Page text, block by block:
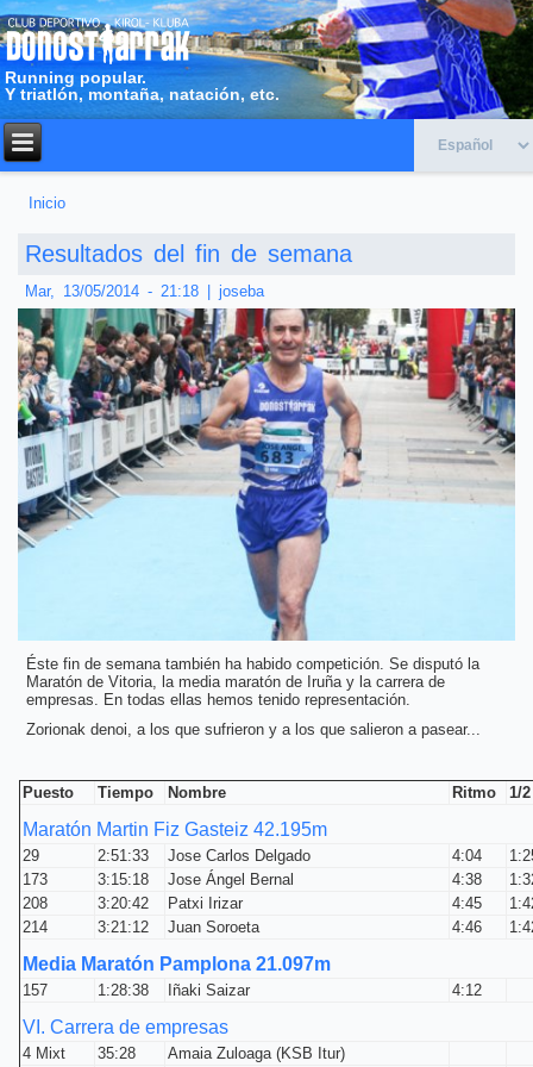
Running popular.
Y triatlón, montaña, natación, etc.
Inicio
Resultados del fin de semana
Mar, 13/05/2014 - 21:18| joseba
Éste fin de semana también ha habido competición. Se disputó la
Maratón de Vitoria, la media maratón de Iruña y la carrera de
empresas. En todas ellas hemos tenido representación.
Zorionak denoi, a los que sufrieron y a los que salieron a pasear...
Puesto Tiempo Nombre Ritmo 1/
Maratón Martin Fiz Gasteiz 42.195m
29 2:51:33 Jose Carlos Delgado 4:04
173
3:15:18 Jose Ángel Bernal 4:38
208
3:20:42 Patxi Irizar 4:45
214
3:21:12 Juan Soroeta 4:46
Media Maratón Pamplona 21.097m
157 1:28:38 Iñaki Saizar 4:12
VI. Carrera de empresas
4 Mixt 35:28
Amaia Zuloaga (KSB Itur)